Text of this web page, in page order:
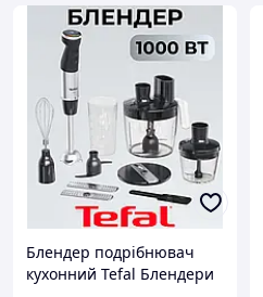
Блендер подрібнювач
кухонний Tefal Блендери